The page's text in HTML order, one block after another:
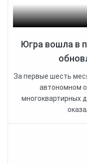
Югра вошла в
За первые шесть
автономном
многоквартирных